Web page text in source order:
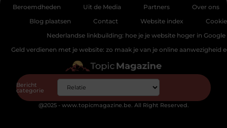
Beroemdheden Uit de Media Partners
Over ons
Blog plaatsen
Contact Website index
Nederlandse linkbuilding: hoe je je website hoger in
Geld verdienen met je website: zo maak je van je online aanwezigheid
Bericht
categorie
@2025 - www.topicmagazine.be. All Right Reserved.